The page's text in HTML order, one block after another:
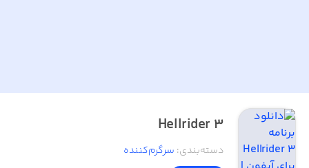
Hellrider 3
دسته‌بندی: سرگرم‌کننده